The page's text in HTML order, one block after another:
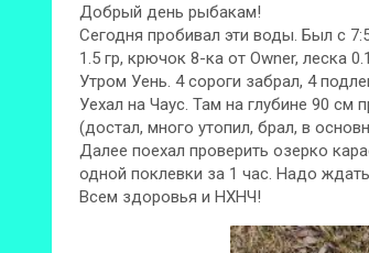
Добрый день рыбакам!
Сегодня пробивал эти воды. Был с
1.5 гр, крючок 8-ка от Owner, леска
Утром Уень. 4 сороги забрал, 4
Уехал на Чаус. Там на глубине 90
(достал, много утопил, брал, в
Далее поехал проверить озерко
одной поклевки за 1 час. Надо
Всем здоровья и НХНЧ!